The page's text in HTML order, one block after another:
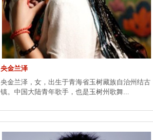
央金兰泽
央金兰泽，女，出生于青海省玉树藏族自治州结古
镇。中国大陆青年歌手，也是玉树州歌舞...